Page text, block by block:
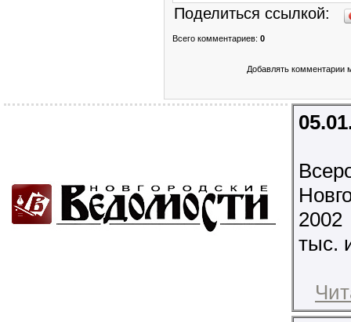
Поделиться ссылкой:
Всего комментариев: 0
Добавлять комментарии
тыс.